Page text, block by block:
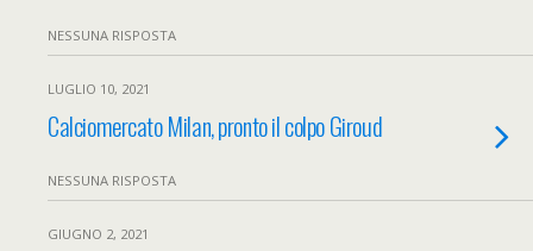
NESSUNA RISPOSTA
LUGLIO 10, 2021
Calciomercato Milan, pronto il colpo Giroud
NESSUNA RISPOSTA
GIUGNO 2, 2021